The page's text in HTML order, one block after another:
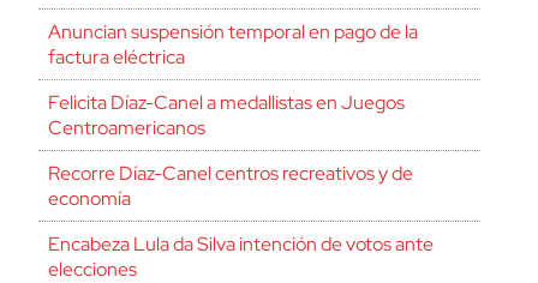
Anuncian suspensión temporal en pago de la
factura eléctrica
Felicita Díaz-Canel a medallistas en Juegos
Centroamericanos
Recorre Díaz-Canel centros recreativos y de
economía
Encabeza Lula da Silva intención de votos ante
elecciones